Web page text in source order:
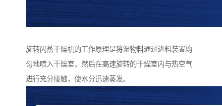
旋转闪蒸干燥机的工作原理是将湿物料通过进料装置均
匀地喷入干燥室，然后在高速旋转的干燥室内与热空气
进行充分接触，使水分迅速蒸发。